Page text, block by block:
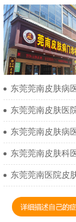
东莞莞南皮肤病
东莞莞南皮肤医
东莞莞南皮肤病
东莞莞南皮肤科
东莞莞南医院皮